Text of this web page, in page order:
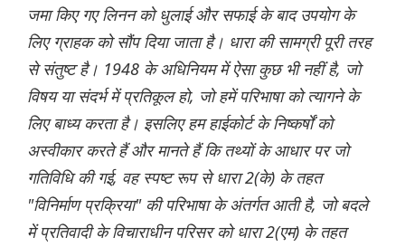
जमा किए गए लिनन को धुलाई और सफाई के बाद उपयोग के
लिए ग्राहक को सौंप दिया जाता है। धारा की सामग्री पूरी तरह
से संतुष्ट है। 1948 के अधिनियम में ऐसा कुछ भी नहीं है, जो
विषय या संदर्भ में प्रतिकूल हो, जो हमें परिभाषा को त्यागने के
लिए बाध्य करता है। इसलिए हम हाईकोर्ट के निष्कर्षों को
अस्वीकार करते हैं और मानते हैं कि तथ्यों के आधार पर जो
गतिविधि की गई, वह स्पष्ट रूप से धारा 2(के) के तहत
"विनिर्माण प्रक्रिया" की परिभाषा के अंतर्गत आती है, जो बदले
में प्रतिवादी के विचाराधीन परिसर को धारा 2(एम) के तहत